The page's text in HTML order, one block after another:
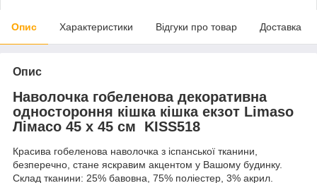
Опис Характеристики Відгуки про товар Доставка
Опис
Наволочка гобеленова декоративна
одностороння кішка кішка екзот Limaso
Лімасо 45 х 45 см KISS518
Красива гобеленова наволочка з іспанської тканини,
безперечно, стане яскравим акцентом у Вашому будинку.
Склад тканини: 25% бавовна, 75% поліестер, 3% акрил.